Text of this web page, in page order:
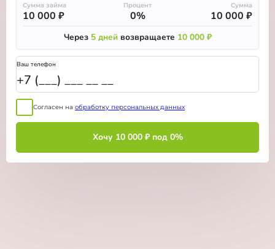
Сумма займа
10 000 ₽
Процент
0%
Сумма
10 000 ₽
Через 5 днейвозвращаете 10 000 ₽
Ваш телефон
Согласен на обработку персональных данных
Хочу 10 000 ₽под 0%